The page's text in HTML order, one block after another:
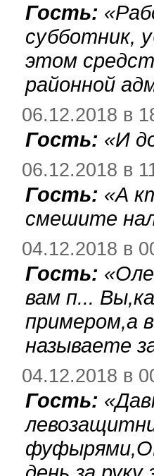
Гость: «
субботник,
этом
районной
06.12.2018 в
Гость: «И
06.12.2018 в
Гость: «А
смешите
04.12.2018 в
Гость: «
вам п...
примером,а
называете
04.12.2018 в
Гость: «